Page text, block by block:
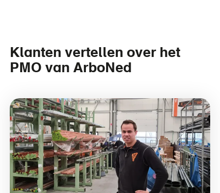
Klanten vertellen over het
PMO van ArboNed